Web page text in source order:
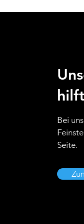
Bei
Seite.